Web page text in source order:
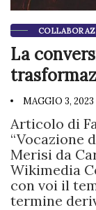
La
MAGGIO 3, 2023
Articolo di
“Vocazione
Merisi da
Wikimedia
con voi il
termine